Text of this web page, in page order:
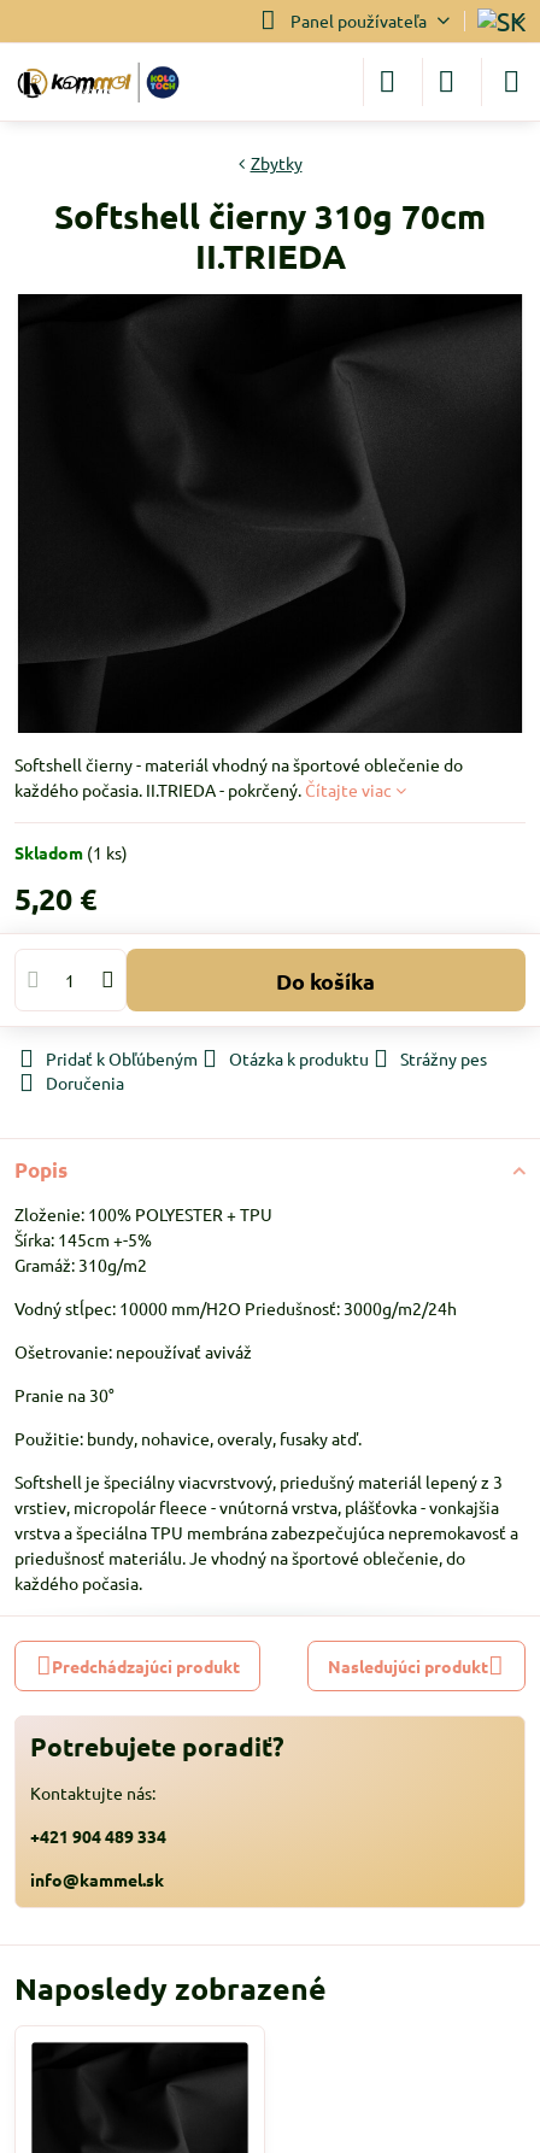
Panel používateľa
Zbytky
Softshell čierny 310g 70cm
II.TRIEDA
Softshell čierny - materiál vhodný na športové oblečenie do
každého počasia. II.TRIEDA - pokrčený. Čítajte viac
Skladom (1 ks)
5,20 €
Do košíka
Pridať k Obľúbeným Otázka k produktu
Strážny pes
Doručenia
Popis
Zloženie: 100% POLYESTER + TPU
Šírka: 145cm +-5%
Gramáž: 310g/m2
Vodný stĺpec: 10000 mm/H2O Priedušnosť: 3000g/m2/24h
Ošetrovanie: nepoužívať aviváž
Pranie na 30°
Použitie: bundy, nohavice, overaly, fusaky atď.
Softshell je špeciálny viacvrstvový, priedušný materiál lepený z 3
vrstiev, micropolár fleece - vnútorná vrstva, plášťovka - vonkajšia
vrstva a špeciálna TPU membrána zabezpečujúca nepremokavosť a
priedušnosť materiálu. Je vhodný na športové oblečenie, do
každého počasia.
Predchádzajúci produkt Nasledujúci produkt
Potrebujete poradiť?
Kontaktujte nás:
+421 904 489 334
info@kammel.sk
Naposledy zobrazené